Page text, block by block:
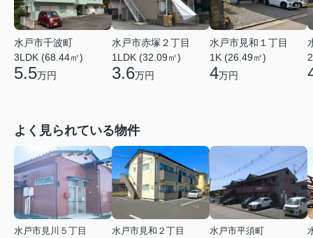
水戸市千波町
3LDK (68.44㎡)
5.5万円
水戸市赤塚２丁目
1LDK (32.09㎡)
3.6万円
水戸市見和１丁目
1K (26.49㎡)
4万円
よく見られている物件
水戸市見川５丁目
水戸市見和２丁目
水戸市平須町